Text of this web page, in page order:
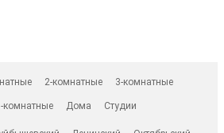
2-комнатные 3-комнатные
комнатные Дома Студии